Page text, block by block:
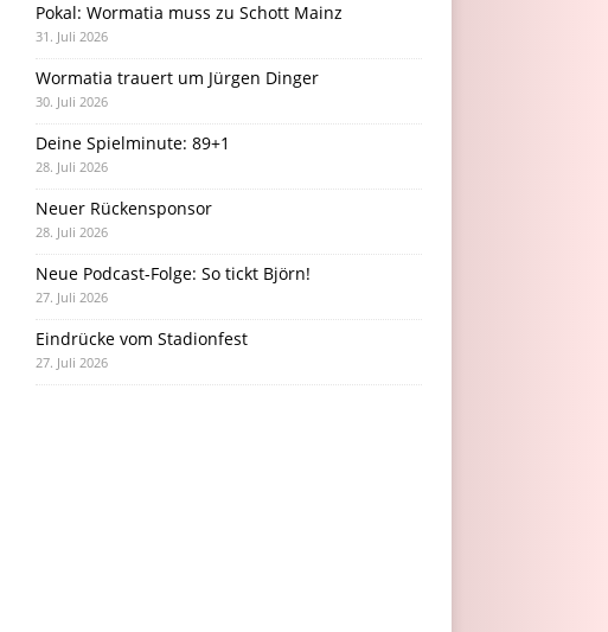
Pokal: Wormatia muss zu Schott Mainz
31. Juli 2026
Wormatia trauert um Jürgen Dinger
30. Juli 2026
Deine Spielminute: 89+1
28. Juli 2026
Neuer Rückensponsor
28. Juli 2026
Neue Podcast-Folge: So tickt Björn!
27. Juli 2026
Eindrücke vom Stadionfest
27. Juli 2026